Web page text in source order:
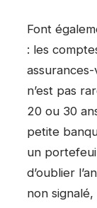
Font
: les
n’est pas
20 ou 30
petite
un
d’oublier
non